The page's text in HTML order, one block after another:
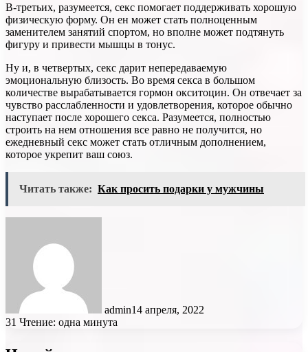
В-третьих, разумеется, секс помогает поддерживать хорошую
физическую форму. Он ен может стать полноценным
заменителем занятий спортом, но вполне может подтянуть
фигуру и привести мышцы в тонус.
Ну и, в четвертых, секс дарит непередаваемую
эмоциональную близость. Во время секса в большом
количестве вырабатывается гормон окситоцин. Он отвечает за
чувство расслабленности и удовлетворения, которое обычно
наступает после хорошего секса. Разумеется, полностью
строить на нем отношения все равно не получится, но
ежедневный секс может стать отличным дополнением,
которое укрепит ваш союз.
Читать также: Как просить подарки у мужчины
admin14 апреля, 2022
31 Чтение: одна минута